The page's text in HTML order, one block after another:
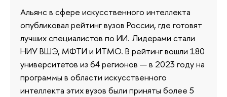
Альянс в сфере искусственного интеллекта
опубликовал рейтинг вузов России, где готовят
лучших специалистов по ИИ. Лидерами стали
НИУ ВШЭ, МФТИ и ИТМО. В рейтинг вошли 180
университетов из 64 регионов — в 2023 году на
программы в области искусственного
интеллекта этих вузов были приняты более 5